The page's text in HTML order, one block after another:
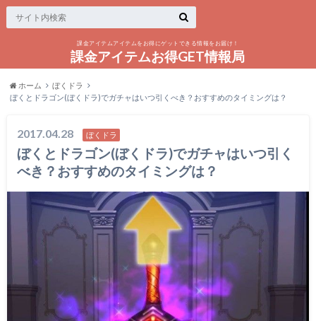
課金アイテムアイテムをお得にゲットできる情報をお届け！
課金アイテムお得GET情報局
ホーム
ぼくドラ
ぼくとドラゴン(ぼくドラ)でガチャはいつ引くべき？おすすめのタイミングは？
2017.04.28 ぼくドラ
ぼくとドラゴン(ぼくドラ)でガチャはいつ引く
べき？おすすめのタイミングは？